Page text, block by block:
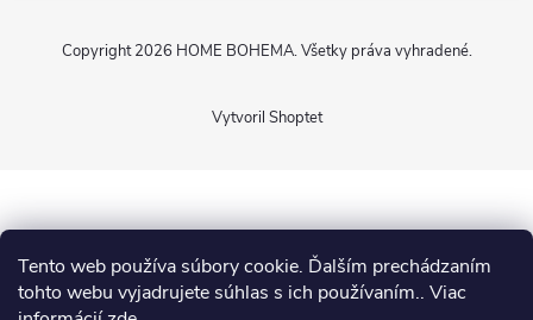
Tento web používa súbory cookie. Ďalším prechádzaním
tohto webu vyjadrujete súhlas s ich používaním.. Viac
Vytvoril Shoptet
Copyright 2026 HOME BOHEMA. Všetky práva vyhradené.